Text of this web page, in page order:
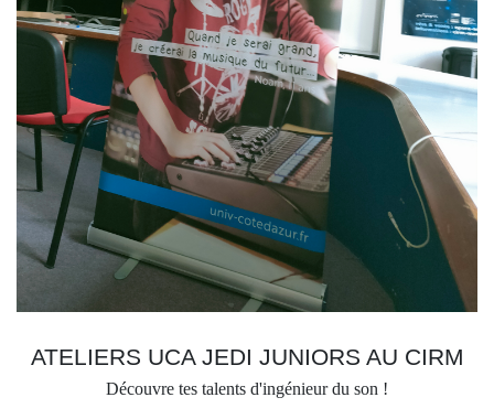
ATELIERS UCA JEDI JUNIORS AU CIRM
Découvre tes talents d'ingénieur du son !